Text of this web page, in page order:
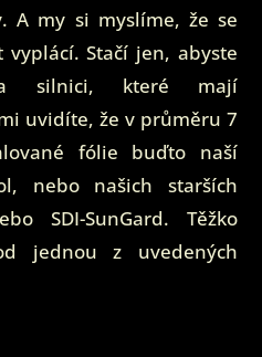
A my si myslíme, že se
Stačí jen, abyste
silnici, které mají
uvidíte, že v průměru 7
fólie buďto naší
nebo našich starších
SDI-SunGard. Těžko
jednou z uvedených